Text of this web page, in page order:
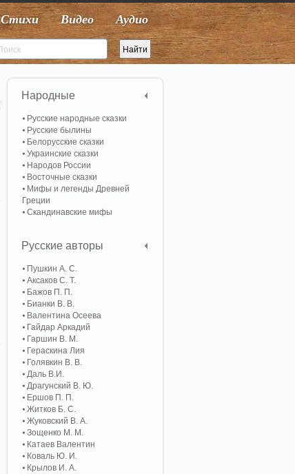
Стихи Видео Аудио
Народные
Русские народные сказки
Русские былины
Белорусские сказки
Украинские сказки
Народов России
Восточные сказки
Мифы и легенды Древней
Греции
Скандинавские мифы
Русские авторы
Пушкин А. С.
Аксаков С. Т.
Бажов П. П.
Бианки В. В.
Валентина Осеева
Гайдар Аркадий
Гаршин В. М.
Гераскина Лия
Голявкин В. В.
Даль В.И.
Драгунский В. Ю.
Ершов П. П.
Житков Б. С.
Жуковский В. А.
Зощенко М. М.
Катаев Валентин
Коваль Ю. И.
Крылов И. А.